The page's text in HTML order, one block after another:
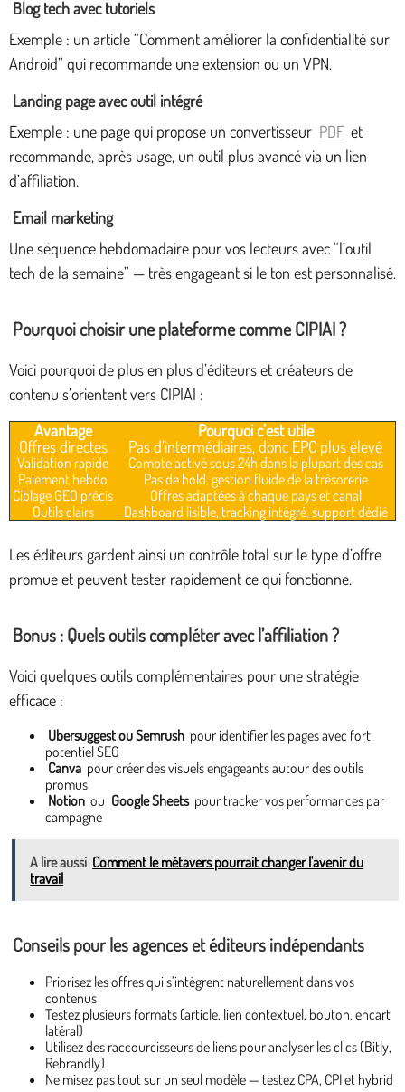
Blog tech avec tutoriels
Exemple : un article “Comment améliorer la confidentialité sur
Android” qui recommande une extension ou un VPN.
Landing page avec outil intégré
Exemple : une page qui propose un convertisseur PDF et
recommande, après usage, un outil plus avancé via un lien
d’affiliation.
Email marketing
Une séquence hebdomadaire pour vos lecteurs avec “l’outil
tech de la semaine” — très engageant si le ton est personnalisé.
Pourquoi choisir une plateforme comme CIPIAI ?
Voici pourquoi de plus en plus d’éditeurs et créateurs de
contenu s’orientent vers CIPIAI :
Avantage
Pourquoi c’est utile
Offres directes
Pas d’intermédiaires, donc EPC plus élevé
Validation rapide
Compte activé sous 24h dans la plupart des cas
Paiement hebdo
Pas de hold, gestion fluide de la trésorerie
Ciblage GEO précis
Offres adaptées à chaque pays et canal
Outils clairs
Dashboard lisible, tracking intégré, support dédié
Les éditeurs gardent ainsi un contrôle total sur le type d’offre
promue et peuvent tester rapidement ce qui fonctionne.
Bonus : Quels outils compléter avec l’affiliation ?
Voici quelques outils complémentaires pour une stratégie
efficace :
Ubersuggest ou Semrush pour identifier les pages avec fort
potentiel SEO
Canva pour créer des visuels engageants autour des outils
promus
Notion ou Google Sheets pour tracker vos performances par
campagne
A lire aussi Comment le métavers pourrait changer l'avenir du
travail
Conseils pour les agences et éditeurs indépendants
Priorisez les offres qui s’intègrent naturellement dans vos
contenus
Testez plusieurs formats (article, lien contextuel, bouton, encart
latéral)
Utilisez des raccourcisseurs de liens pour analyser les clics (Bitly,
Rebrandly)
Ne misez pas tout sur un seul modèle — testez CPA, CPI et hybrid